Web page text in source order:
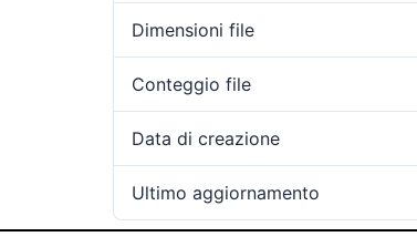
Dimensioni file
Conteggio file
Data di creazione
Ultimo aggiornamento